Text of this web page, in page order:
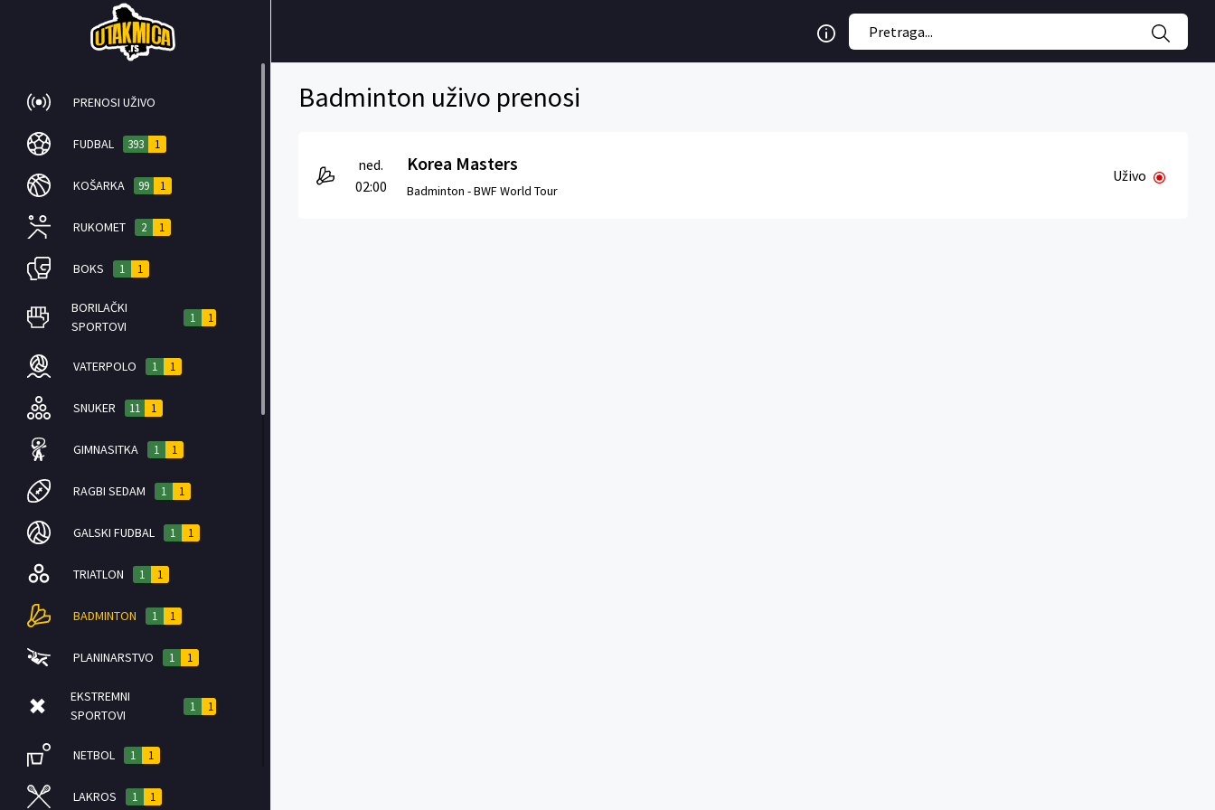
PRENOSI UŽIVO
FUDBAL 393 1
KOŠARKA 99 1
RUKOMET 2 1
BOKS 1 1
BORILAČKI
SPORTOVI
1 1
VATERPOLO 1 1
SNUKER 11 1
GIMNASITKA 1 1
RAGBI SEDAM 1 1
GALSKI FUDBAL 1 1
TRIATLON 1 1
BADMINTON 1 1
PLANINARSTVO 1 1
EKSTREMNI
SPORTOVI
1 1
NETBOL 1 1
LAKROS 1 1
Badminton uživo prenosi
ned.
02:00
Korea Masters
Badminton -BWF World Tour
Uživo